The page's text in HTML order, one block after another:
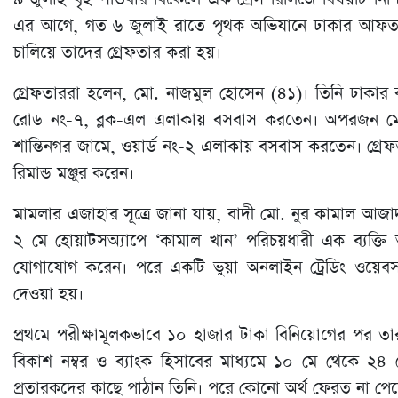
এর আগে, গত ৬ জুলাই রাতে পৃথক অভিযানে ঢাকার
চালিয়ে তাদের গ্রেফতার করা হয়।
গ্রেফতাররা হলেন, মো. নাজমুল হোসেন (৪১)। তিনি
রোড নং-৭, ব্লক-এল এলাকায় বসবাস করতেন। অপরজন মো.
শান্তিনগর জামে, ওয়ার্ড নং-২ এলাকায় বসবাস করতেন।
রিমান্ড মঞ্জুর করেন।
মামলার এজাহার সূত্রে জানা যায়, বাদী মো. নুর কামাল
২ মে হোয়াটসঅ্যাপে ‘কামাল খান’ পরিচয়ধারী এক ব্যক্তি
যোগাযোগ করেন। পরে একটি ভুয়া অনলাইন ট্রেডিং
দেওয়া হয়।
প্রথমে পরীক্ষামূলকভাবে ১০ হাজার টাকা বিনিয়োগের পর
বিকাশ নম্বর ও ব্যাংক হিসাবের মাধ্যমে ১০ মে থেকে
প্রতারকদের কাছে পাঠান তিনি। পরে কোনো অর্থ ফেরত না